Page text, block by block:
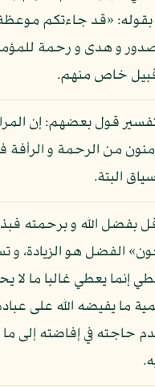
بقوله: «قد جاءتكم
و هدى و رحمة
خاص منهم.
قول بعضهم: إن
من الرحمة و الرأفة
البتة.
بفضل الله و برحمته
الفضل هو الزيادة، و
إنما يعطي غالبا ما لا
ما يفيضه الله على
حاجته في إفاضته إلى